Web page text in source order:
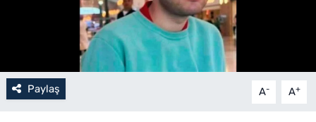
Paylaş A- A+